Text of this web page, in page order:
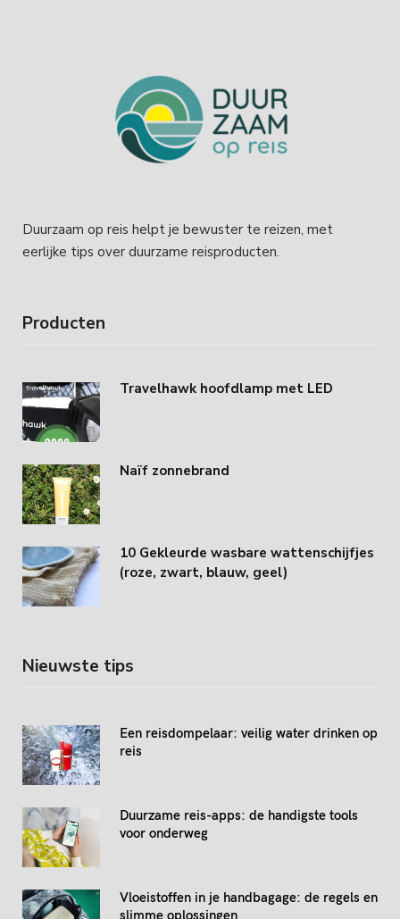
Duurzaam op reis helpt je bewuster te reizen, met
eerlijke tips over duurzame reisproducten.
Producten
Travelhawk hoofdlamp met LED
Naïf zonnebrand
10 Gekleurde wasbare wattenschijfjes
(roze, zwart, blauw, geel)
Nieuwste tips
Een reisdompelaar: veilig water drinken op
reis
Duurzame reis-apps: de handigste tools
voor onderweg
Vloeistoffen in je handbagage: de regels en
slimme oplossingen